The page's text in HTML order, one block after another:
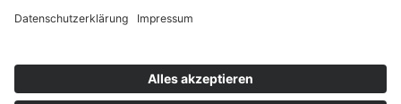
Kulturland Brandenburg
Kultur für JEDEN
AWO 1plus9